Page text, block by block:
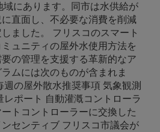
域にあります。同市は水供給が
直面し、不必要な消費を削減
ました。 フリスコのスマート
ュニティの屋外水使用方法を
の管理を支援する革新的なア
ムには次のものが含まれま
の屋外散水推奨事項 気象観測
レポート 自動灌漑コントローラ
トコントローラーに交換した
センティブ フリスコ市議会が